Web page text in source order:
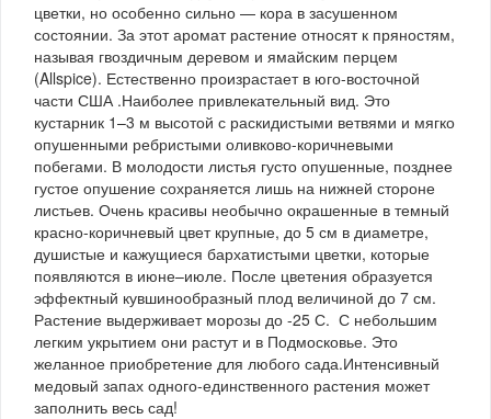
цветки, но особенно сильно — кора в засушенном
состоянии. За этот аромат растение относят к пряностям,
называя гвоздичным деревом и ямайским перцем
(Allspice). Естественно произрастает в юго-восточной
части США .Наиболее привлекательный вид. Это
кустарник 1–3 м высотой с раскидистыми ветвями и мягко
опушенными ребристыми оливково-коричневыми
побегами. В молодости листья густо опушенные, позднее
густое опушение сохраняется лишь на нижней стороне
листьев. Очень красивы необычно окрашенные в темный
красно-коричневый цвет крупные, до 5 см в диаметре,
душистые и кажущиеся бархатистыми цветки, которые
появляются в июне–июле. После цветения образуется
эффектный кувшинообразный плод величиной до 7 см.
Растение выдерживает морозы до -25 С. С небольшим
легким укрытием они растут и в Подмосковье. Это
желанное приобретение для любого сада.Интенсивный
медовый запах одного-единственного растения может
заполнить весь сад!